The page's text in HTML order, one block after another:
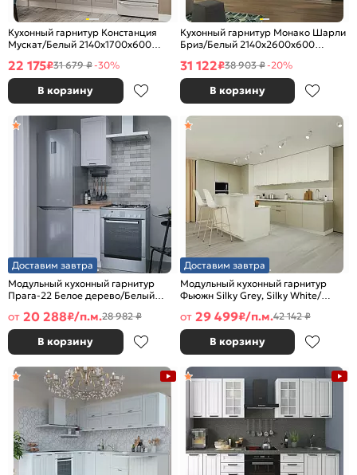
Кухонный гарнитур Констанция
Мускат/Белый 2140x1700x600
22 175₽31 679 ₽-30%
В корзину
Кухонный гарнитур Монако Шарли
Бриз/Белый 2140x2600x600
31 122₽38 903 ₽-20%
В корзину
Доставим завтра
Модульный кухонный гарнитур
Прага-22 Белое дерево/Белый
от 20 288₽/п.м.28 982 ₽
В корзину
Доставим завтра
Модульный кухонный гарнитур
Фьюжн Silky Grey, Silky White/
от 29 499₽/п.м.42 142 ₽
В корзину